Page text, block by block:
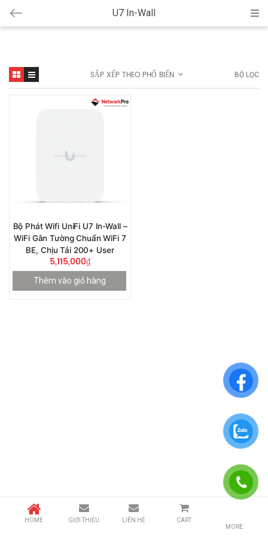
U7 In-Wall
SẮP XẾP THEO PHỔ BIẾN BỘ LỌC
Bộ Phát Wifi UniFi U7 In-Wall –
WiFi Gắn Tường Chuẩn WiFi 7
BE, Chịu Tải 200+ User
5,115,000₫
Thêm vào giỏ hàng
HOME GIỚI THIỆU LIÊN HỆ
CART
MORE